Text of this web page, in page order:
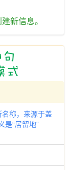
建新信息。
称，来源于盖
是“居留地”